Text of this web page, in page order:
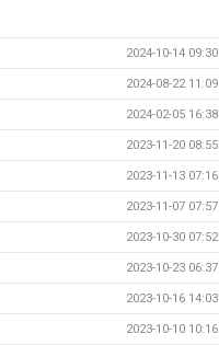
2024-10-14 09:30
2024-08-22 11:09
2024-02-05 16:38
2023-11-20 08:55
2023-11-13 07:16
2023-11-07 07:57
2023-10-30 07:52
2023-10-23 06:37
2023-10-16 14:03
2023-10-10 10:16